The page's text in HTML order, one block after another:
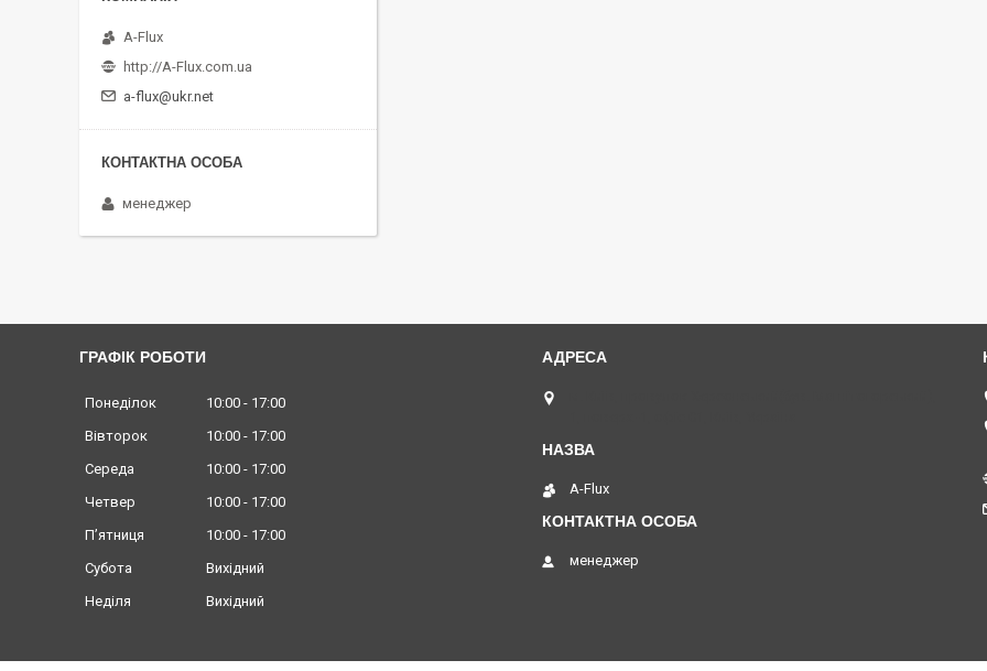
A-Flux
http://A-Flux.com.ua
a-flux@ukr.net
менеджер
ГРАФІК РОБОТИ
Понеділок 10:00
17:00
Вівторок
10:00
17:00
Середа
10:00
17:00
Четвер
10:00
17:00
Пʼятниця
10:00
17:00
Субота
Вихідний
Неділя
Вихідний
A-Flux
менеджер